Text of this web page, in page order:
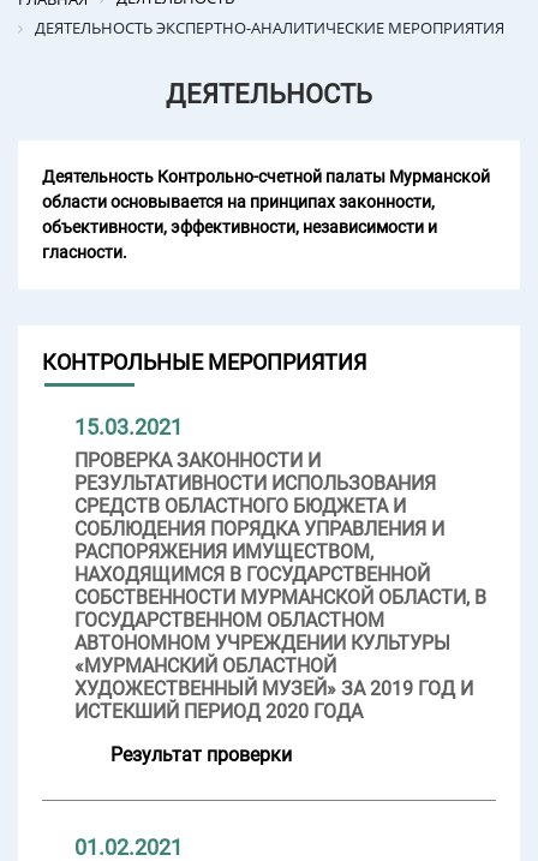
ДЕЯТЕЛЬНОСТЬ ЭКСПЕРТНО-АНАЛИТИЧЕСКИЕ МЕРОПРИЯТИЯ
ДЕЯТЕЛЬНОСТЬ
Деятельность Контрольно-счетной палаты Мурманской
области основывается на принципах законности,
объективности, эффективности, независимости и
гласности.
КОНТРОЛЬНЫЕ МЕРОПРИЯТИЯ
15.03.2021
ПРОВЕРКА ЗАКОННОСТИ И
РЕЗУЛЬТАТИВНОСТИ ИСПОЛЬЗОВАНИЯ
СРЕДСТВ ОБЛАСТНОГО БЮДЖЕТА И
СОБЛЮДЕНИЯ ПОРЯДКА УПРАВЛЕНИЯ И
РАСПОРЯЖЕНИЯ ИМУЩЕСТВОМ,
НАХОДЯЩИМСЯ В ГОСУДАРСТВЕННОЙ
СОБСТВЕННОСТИ МУРМАНСКОЙ ОБЛАСТИ, В
ГОСУДАРСТВЕННОМ ОБЛАСТНОМ
АВТОНОМНОМ УЧРЕЖДЕНИИ КУЛЬТУРЫ
«МУРМАНСКИЙ ОБЛАСТНОЙ
ХУДОЖЕСТВЕННЫЙ МУЗЕЙ» ЗА 2019 ГОД И
ИСТЕКШИЙ ПЕРИОД 2020 ГОДА
Результат проверки
01.02.2021